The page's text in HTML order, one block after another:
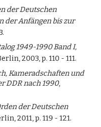
der Deutschen
der Anfängen bis zur
1949-1990 Band I,
2003, p. 110 - 111.
Kameradschaften und
DDR nach 1990,
der Deutschen
2011, p. 119 - 121.